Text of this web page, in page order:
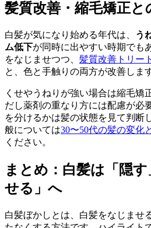
髪質改善・縮毛矯正と
白髪が気になり始める年代は、
う
ム低下が同時に出やすい時期でも
をなじませつつ、 髪質改善トリー
と、色と手触りの両方が改善します
くせやうねりが強い場合は縮毛矯
だし薬剤の重なり方には配慮が必
を分けるかは髪の状態を見て判断
般については30〜50代の髪の変化
ください。
まとめ：白髪は「隠
せる」へ
白髪ぼかしとは、白髪をなじませ